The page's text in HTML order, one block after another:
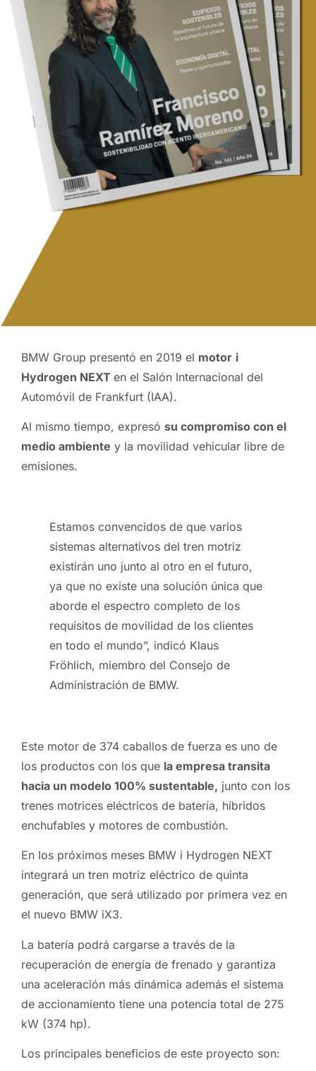
BMW Group presentó en 2019 el motor i
Hydrogen NEXT en el Salón Internacional del
Automóvil de Frankfurt (IAA).
Al mismo tiempo, expresó su compromiso con el
medio ambiente y la movilidad vehicular libre de
emisiones.
Estamos convencidos de que varios
sistemas alternativos del tren motriz
existirán uno junto al otro en el futuro,
ya que no existe una solución única que
aborde el espectro completo de los
requisitos de movilidad de los clientes
en todo el mundo”, indicó Klaus
Fröhlich, miembro del Consejo de
Administración de BMW.
Este motor de 374 caballos de fuerza es uno de
los productos con los que la empresa transita
hacia un modelo 100% sustentable, junto con los
trenes motrices eléctricos de batería, híbridos
enchufables y motores de combustión.
En los próximos meses BMW i Hydrogen NEXT
integrará un tren motriz eléctrico de quinta
generación, que será utilizado por primera vez en
el nuevo BMW iX3.
La batería podrá cargarse a través de la
recuperación de energía de frenado y garantiza
una aceleración más dinámica además el sistema
de accionamiento tiene una potencia total de 275
kW (374 hp).
Los principales beneficios de este proyecto son: